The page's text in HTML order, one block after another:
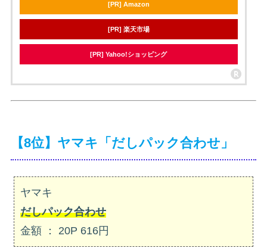
[PR] Amazon
[PR] 楽天市場
[PR] Yahoo!ショッピング
【8位】ヤマキ「だしパック合わせ」
ヤマキ
だしパック合わせ
金額 ： 20P 616円